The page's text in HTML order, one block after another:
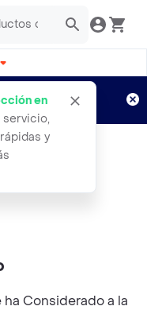
en
servicio,
y
Aplican TyC
Saber
Considerado a la